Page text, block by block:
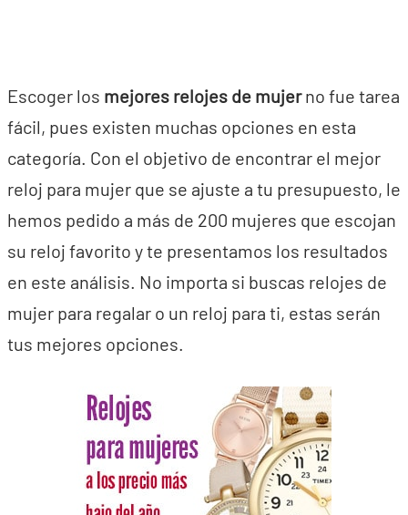
Escoger los mejores relojes de mujerno fue tarea
fácil, pues existen muchas opciones en esta
categoría. Con el objetivo de encontrar el mejor
reloj para mujer que se ajuste a tu presupuesto, le
hemos pedido a más de 200 mujeres que escojan
su reloj favorito y te presentamos los resultados
en este análisis. No importa si buscas relojes de
mujer para regalar o un reloj para ti, estas serán
tus mejores opciones.